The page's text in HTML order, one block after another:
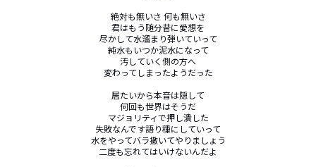
絶対も無いさ 何も無いさ
君はもう随分昔に愛想を
尽かして水溜まり弾いていって
純水もいつか泥水になって
汚していく側の方へ
変わってしまったようだった
居たいから本音は隠して
何回も世界はそうだ
マジョリティで押し潰した
失敗なんです語り種にしていって
水をやってバラ撒いてやりましょう
二度も忘れてはいけないんだよ